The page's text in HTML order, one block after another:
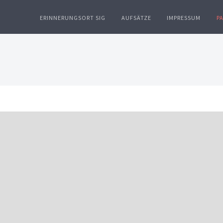
ERINNERUNGSORT SIG AUFSÄTZE IMPRESSUM